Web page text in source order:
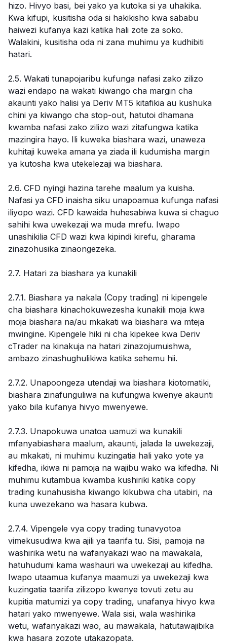
hizo. Hivyo basi, bei yako ya kutoka si ya uhakika.
Kwa kifupi, kusitisha oda si hakikisho kwa sababu
haiwezi kufanya kazi katika hali zote za soko.
Walakini, kusitisha oda ni zana muhimu ya kudhibiti
hatari.
2.5. Wakati tunapojaribu kufunga nafasi zako zilizo
wazi endapo na wakati kiwango cha margin cha
akaunti yako halisi ya Deriv MT5 kitafikia au kushuka
chini ya kiwango cha stop-out, hatutoi dhamana
kwamba nafasi zako zilizo wazi zitafungwa katika
mazingira hayo. Ili kuweka biashara wazi, unaweza
kuhitaji kuweka amana ya ziada ili kudumisha margin
ya kutosha kwa utekelezaji wa biashara.
2.6. CFD nyingi hazina tarehe maalum ya kuisha.
Nafasi ya CFD inaisha siku unapoamua kufunga nafasi
iliyopo wazi. CFD kawaida huhesabiwa kuwa si chaguo
sahihi kwa uwekezaji wa muda mrefu. Iwapo
unashikilia CFD wazi kwa kipindi kirefu, gharama
zinazohusika zinaongezeka.
2.7. Hatari za biashara ya kunakili
2.7.1. Biashara ya nakala (Copy trading) ni kipengele
cha biashara kinachokuwezesha kunakili moja kwa
moja biashara na/au mkakati wa biashara wa mteja
mwingine. Kipengele hiki ni cha kipekee kwa Deriv
cTrader na kinakuja na hatari zinazojumuishwa,
ambazo zinashughulikiwa katika sehemu hii.
2.7.2. Unapoongeza utendaji wa biashara kiotomatiki,
biashara zinafunguliwa na kufungwa kwenye akaunti
yako bila kufanya hivyo mwenyewe.
2.7.3. Unapokuwa unatoa uamuzi wa kunakili
mfanyabiashara maalum, akaunti, jalada la uwekezaji,
au mkakati, ni muhimu kuzingatia hali yako yote ya
kifedha, ikiwa ni pamoja na wajibu wako wa kifedha. Ni
muhimu kutambua kwamba kushiriki katika copy
trading kunahusisha kiwango kikubwa cha utabiri, na
kuna uwezekano wa hasara kubwa.
2.7.4. Vipengele vya copy trading tunavyotoa
vimekusudiwa kwa ajili ya taarifa tu. Sisi, pamoja na
washirika wetu na wafanyakazi wao na mawakala,
hatuhudumi kama washauri wa uwekezaji au kifedha.
Iwapo utaamua kufanya maamuzi ya uwekezaji kwa
kuzingatia taarifa zilizopo kwenye tovuti zetu au
kupitia matumizi ya copy trading, unafanya hivyo kwa
hatari yako mwenyewe. Wala sisi, wala washirika
wetu, wafanyakazi wao, au mawakala, hatutawajibika
kwa hasara zozote utakazopata.